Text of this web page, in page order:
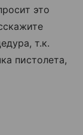
это
т.к.
пистолета,